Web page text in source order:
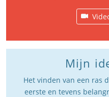
Mijn
Het vinden van een ras
eerste en tevens